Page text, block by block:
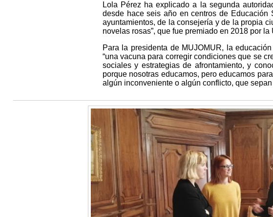
Lola Pérez ha explicado a la segunda
desde hace seis año en centros de
ayuntamientos, de la consejería y de la propia
novelas rosas”, que fue premiado en 2018 por
Para la presidenta de MUJOMUR, la
“una vacuna para corregir condiciones que se
sociales y estrategias de afrontamiento, y
porque nosotras educamos, pero educamos
algún inconveniente o algún conflicto, que